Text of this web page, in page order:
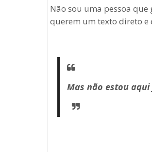
Não sou uma pessoa
querem um texto direto e
Mas não estou